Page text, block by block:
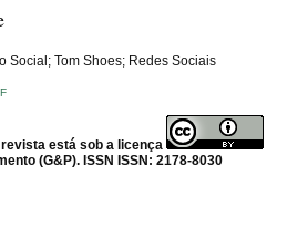
Social; Tom Shoes; Redes Sociais
está sob a licença
(G&P). ISSN ISSN: 2178-8030